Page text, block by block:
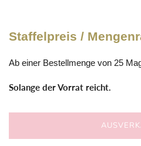
Staffelpreis /
Ab einer Bestellmenge von 25
Solange der Vorrat reicht.